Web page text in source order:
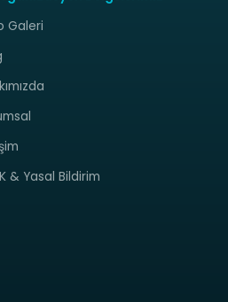
Galeri
& Yasal Bildirim